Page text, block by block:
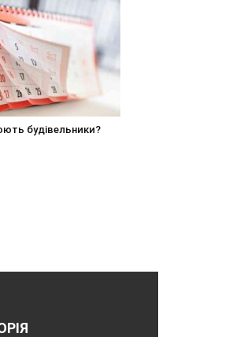
будівельники?